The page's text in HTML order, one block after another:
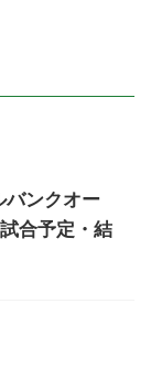
バンクオー
合予定・結